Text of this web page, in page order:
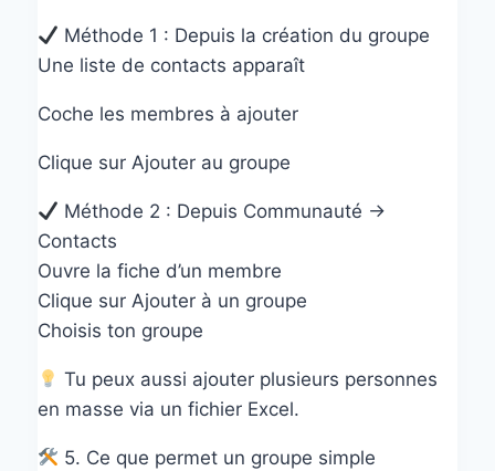
Méthode 1 : Depuis la création du groupe
Une liste de contacts apparaît
Coche les membres à ajouter
Clique sur Ajouter au groupe
Méthode 2 : Depuis Communauté →
Contacts
Ouvre la fiche d’un membre
Clique sur Ajouter à un groupe
Choisis ton groupe
Tu peux aussi ajouter plusieurs personnes
en masse via un fichier Excel.
5. Ce que permet un groupe simple